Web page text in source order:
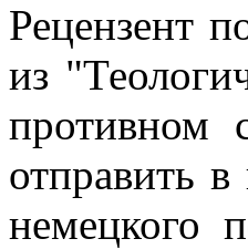
Рецензент
из
противном
отправить
немецкого